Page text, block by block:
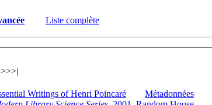
Liste complète
>>>|
Writings of Henri Poincaré Métadonnées